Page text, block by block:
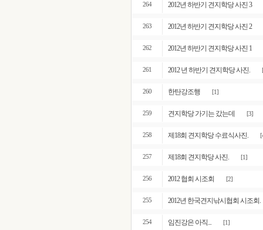
264 2012년 하반기 견지학당 사진 3
263 2012년 하반기 견지학당 사진 2
262 2012년 하반기 견지학당 사진 1
261 2012 년 하반기 견지학당 사진.
260 한탄강조행 [1]
259 견지학당 가기는 갔는데 [3]
258 제18회 견지학당 수료식사진.
257 제18회 견지학당 사진. [1]
256 2012 협회 시조회 [2]
255 2012년 한국견지낚시협회 시조회.
254 임진강은 아직... [1]